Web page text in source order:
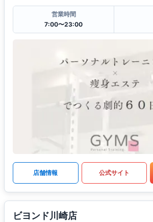
営業時間
7:00〜23:00
店舗情報 公式サイト
ビヨンド川崎店